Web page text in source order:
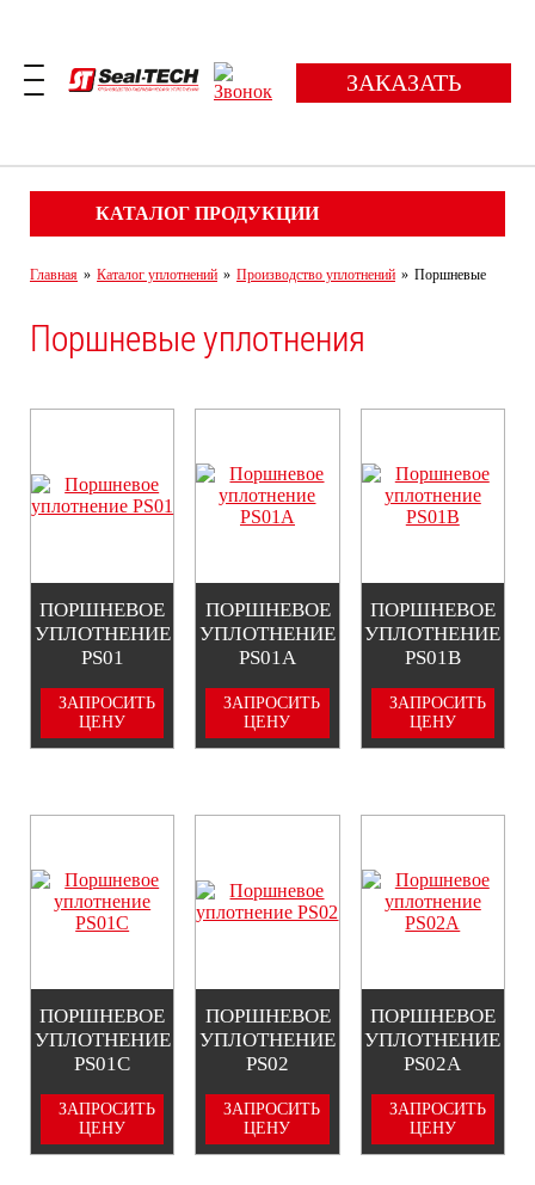
ЗАКАЗАТЬ
КАТАЛОГ ПРОДУКЦИИ
Главная » Каталог уплотнений » Производство уплотнений » Поршневые
Поршневые уплотнения
ПОРШНЕВОЕ
УПЛОТНЕНИЕ
PS01
ЗАПРОСИТЬ
ЦЕНУ
ПОРШНЕВОЕ
УПЛОТНЕНИЕ
PS01A
ЗАПРОСИТЬ
ЦЕНУ
ПОРШНЕВОЕ
УПЛОТНЕНИЕ
PS01B
ЗАПРОСИТЬ
ЦЕНУ
ПОРШНЕВОЕ
УПЛОТНЕНИЕ
PS01C
ЗАПРОСИТЬ
ЦЕНУ
ПОРШНЕВОЕ
УПЛОТНЕНИЕ
PS02
ЗАПРОСИТЬ
ЦЕНУ
ПОРШНЕВОЕ
УПЛОТНЕНИЕ
PS02A
ЗАПРОСИТЬ
ЦЕНУ